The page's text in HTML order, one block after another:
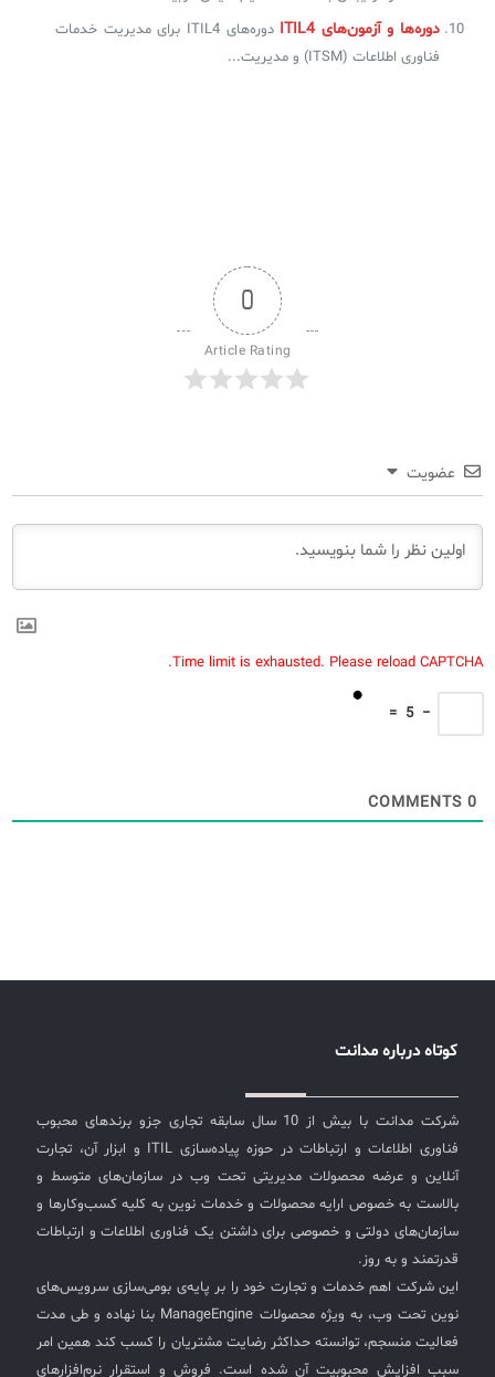
دوره‌ها و آزمون‌های ITIL4
دوره‌های ITIL4 برای مدیریت خدمات
فناوری اطلاعات (ITSM) و مدیریت...
0
Article Rating
عضویت
Time limit is exhausted. Please reload CAPTCHA.
−
5
=
0
کوتاه درباره مدانت
شرکت مدانت با بیش از 10 سال سابقه تجاری جزو برندهای محبوب
فناوری اطلاعات و ارتباطات در حوزه پیاده‌سازی ITIL و ابزار آن، تجارت
آنلاین و عرضه محصولات مدیریتی تحت وب در سازمان‌های متوسط و
بالاست به خصوص ارایه محصولات و خدمات نوین به کلیه کسب‌وکارها و
سازمان‌های دولتی و خصوصی برای داشتن یک فناوری اطلاعات و ارتباطات
قدرتمند و به روز.
این شرکت اهم خدمات و تجارت خود را بر پایه‌ی بومی‌سازی سرویس‌های
نوین تحت وب، به ویژه محصولات ManageEngine بنا نهاده و طی مدت
فعالیت منسجم، توانسته حداکثر رضایت مشتریان را کسب کند همین امر
سبب افزایش محبوبیت آن شده است. فروش و استقرار نرم‌افزارهای